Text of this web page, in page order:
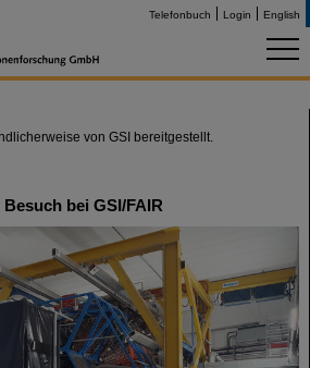
Telefonbuch Login English
von GSI bereitgestellt.
bei GSI/FAIR